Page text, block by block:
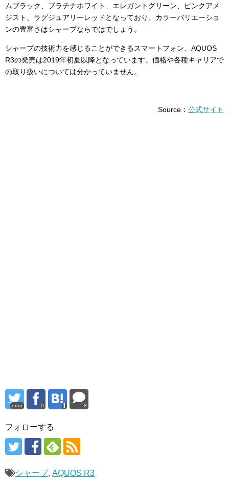
ムブラック、プラチナホワイト、エレガントグリーン、ピンクアメ
ジスト、ラグジュアリーレッドとなっており、カラーバリエーショ
ンの豊富さはシャープならではでしょう。
シャープの技術力を感じることができるスマートフォン、AQUOS
R3の発売は2019年初夏以降となっています。価格や各種キャリアで
の取り扱いについては分かっていません。
Source： 公式サイト
error 0 8
フォローする
シャープ, AQUOS R3